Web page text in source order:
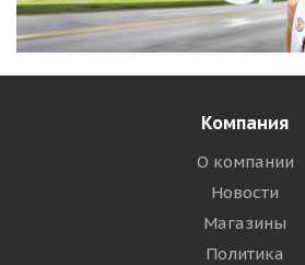
Компания
О компании
Новости
Магазины
Политика